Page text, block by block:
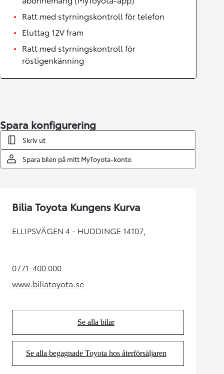
Ratt med styrningskontroll för telefon
Eluttag 12V fram
Ratt med styrningskontroll för
röstigenkänning
Spara konfigurering
Skriv ut
Spara bilen på mitt MyToyota-konto
Bilia Toyota Kungens Kurva
ELLIPSVÄGEN 4 - HUDDINGE 14107,
0771-400 000(Opens in new tab)
www.biliatoyota.se
(Opens in new tab)
Se alla bilar
(Opens in new tab)
Se alla begagnade Toyota hos återförsäljaren
(Opens in new tab)